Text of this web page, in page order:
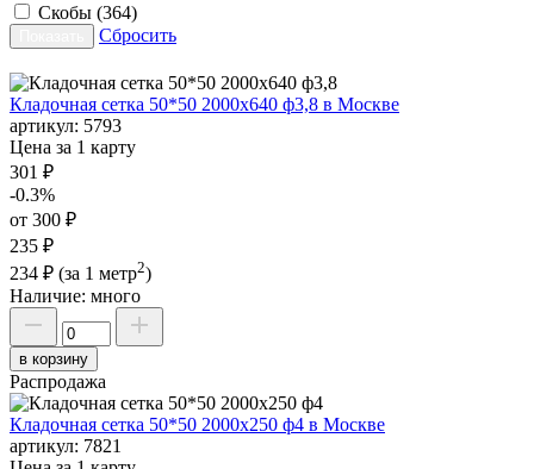
Скобы (364)
Сбросить
Кладочная сетка 50*50 2000х640 ф3,8 в Москве
артикул: 5793
Цена за 1 карту
301 ₽
-0.3%
от 300 ₽
235 ₽
234 ₽ (за 1 метр2)
Наличие: много
в корзину
Распродажа
Кладочная сетка 50*50 2000х250 ф4 в Москве
артикул: 7821